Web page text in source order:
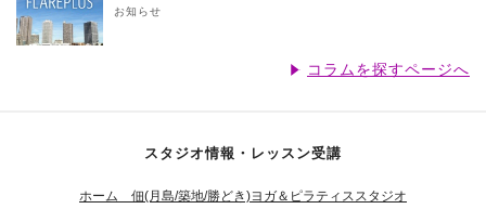
お知らせ
コラムを探すページへ
スタジオ情報・レッスン受講
ホーム 佃(月島/築地/勝どき)ヨガ＆ピラティススタジオ